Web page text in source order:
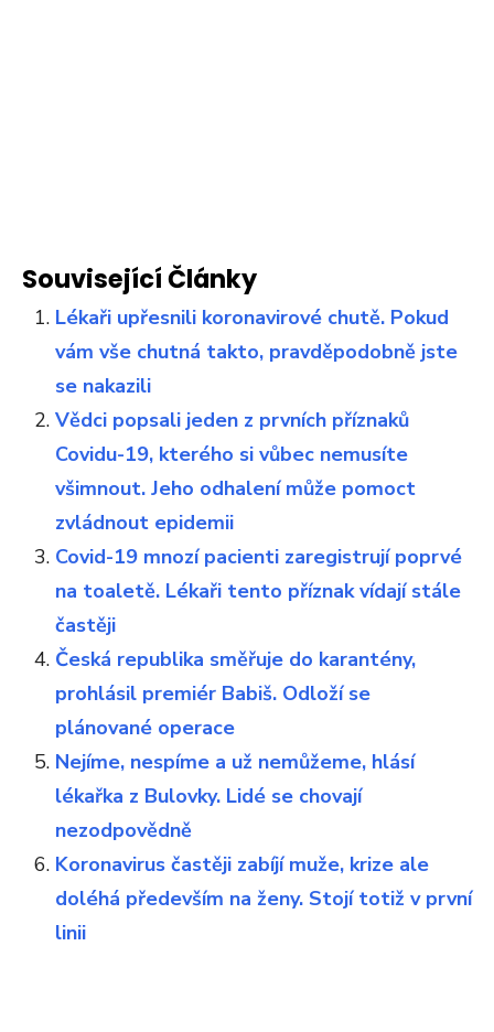
Související Články
Lékaři upřesnili koronavirové chutě. Pokud
vám vše chutná takto, pravděpodobně jste
se nakazili
Vědci popsali jeden z prvních příznaků
Covidu-19, kterého si vůbec nemusíte
všimnout. Jeho odhalení může pomoct
zvládnout epidemii
Covid-19 mnozí pacienti zaregistrují poprvé
na toaletě. Lékaři tento příznak vídají stále
častěji
Česká republika směřuje do karantény,
prohlásil premiér Babiš. Odloží se
plánované operace
Nejíme, nespíme a už nemůžeme, hlásí
lékařka z Bulovky. Lidé se chovají
nezodpovědně
Koronavirus častěji zabíjí muže, krize ale
doléhá především na ženy. Stojí totiž v první
linii